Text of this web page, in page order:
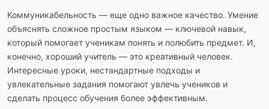
Коммуникабельность — еще одно важное качество. Умение
объяснять сложное простым языком — ключевой навык,
который помогает ученикам понять и полюбить предмет. И,
конечно, хороший учитель — это креативный человек.
Интересные уроки, нестандартные подходы и
увлекательные задания помогают увлечь учеников и
сделать процесс обучения более эффективным.